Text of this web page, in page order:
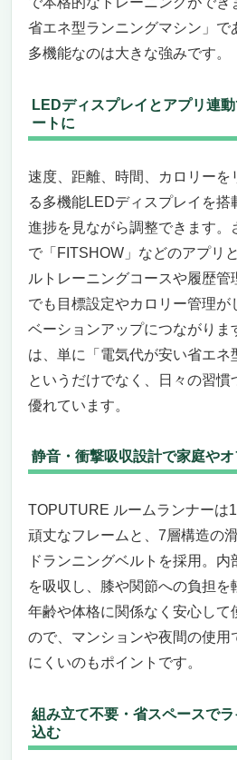
こんな人には特におすす
逆にこういう人には少し
まとめ
インコ AFR1319」
自宅で本格ランニング
由
こんな人におすすめ・
総評
2025年最新モデル「
Hybrid」 ― 電気代が安い
マシンの決定版
家庭用でも本格的、しか
使いやすさと収納性で
こんな人には特におすす
価格と安心の保証
Reebok JET300+ ブラッ
Bluetooth対応） ――家庭で
シン
豊富な機能でトレーニ
こんな人には特におすす
ん
HORIZON（ホライズン）
― 自宅で本格的に運動し
気代が安い省エネ型ランニ
自宅でジム級の本格トレ
バーチャル体験とアプ
折りたたみ・省スペー
省エネ型ランニングマシン」で
多機能なのは大きな強みです。
LEDディスプレイとアプリ連
ートに
速度、距離、時間、カロリーを
る多機能LEDディスプレイを搭
進捗を見ながら調整できます。
で「FITSHOW」などのアプリ
ルトレーニングコースや履歴
でも目標設定やカロリー管理が
ベーションアップにつながりま
は、単に「電気代が安い省エネ
というだけでなく、日々の習慣
優れています。
静音・衝撃吸収設計で家庭や
TOPUTURE ルームランナーは
頑丈なフレームと、7層構造の
ドランニングベルトを採用。
を吸収し、膝や関節への負担を
年齢や体格に関係なく安心して
ので、マンションや夜間の使用
にくいのもポイントです。
組み立て不要・省スペースで
込む